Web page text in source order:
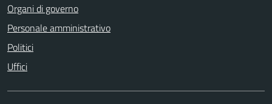
Organi di governo
Personale amministrativo
Politici
Uffici